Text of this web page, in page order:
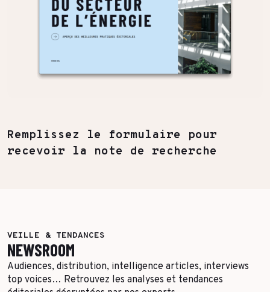
Remplissez le formulaire pour
recevoir la note de recherche
VEILLE & TENDANCES
NEWSROOM
Audiences, distribution, intelligence articles, interviews
top voices… Retrouvez les analyses et tendances